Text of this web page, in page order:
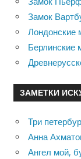
Замок
Лондонские
Берлинские
ЗАМЕТКИ
Три
Анна
Ангел мой,